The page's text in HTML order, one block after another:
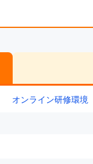
オンライン研修環境